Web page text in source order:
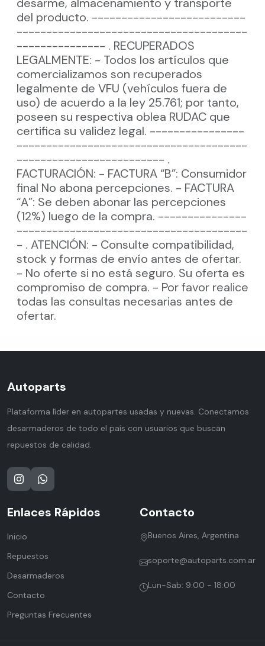
del producto. --------------------------
---------------------------------------
--------------- . RECUPERADOS
LEGALMENTE: - Todos los artículos que
comercializamos son recuperados
legalmente de VFU (vehículos fuera de
uso) de acuerdo a la ley 25.761; por tanto,
poseen su respectiva oblea RUDAC que
certifica su validez legal. ----------------
---------------------------------------
------------------------- .
FACTURACIÓN: - FACTURA “B”: Consumidor
final No abona percepciones. - FACTURA
“A”: Se deben abonar las percepciones
(12%) luego de la compra. ---------------
---------------------------------------
- . ATENCIÓN: - Consulte compatibilidad,
stock y formas de envío antes de ofertar.
- No oferte si no está seguro. Su oferta es
compromiso de compra. - Por favor realice
todas las consultas necesarias antes de
ofertar.
Autoparts
Plataforma líder en autopartes usadas y nuevas. Conectamos
desarmaderos de todo el país con usuarios que buscan
repuestos de calidad.
Enlaces Rápidos
Inicio
Repuestos
Desarmaderos
Contacto
Preguntas Frecuentes
Contacto
Buenos Aires, Argentina
soporte@autoparts.com.ar
Lun-Sab: 9:00 - 18:00